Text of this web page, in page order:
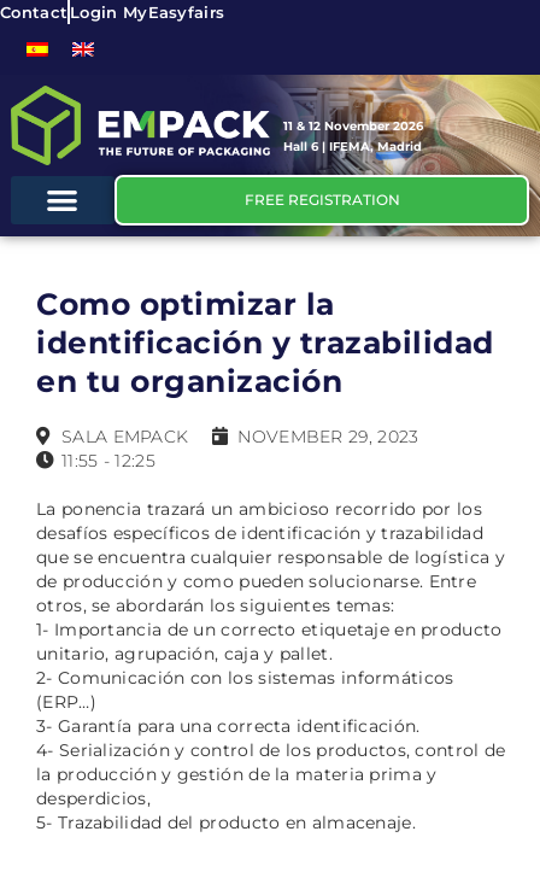
Contact Login MyEasyfairs
11 & 12 November 2026
Hall 6 | IFEMA, Madrid
FREE REGISTRATION
Como optimizar la
identificación y trazabilidad
en tu organización
SALA EMPACK
NOVEMBER 29, 2023
11:55 - 12:25
La ponencia trazará un ambicioso recorrido por los
desafíos específicos de identificación y trazabilidad
que se encuentra cualquier responsable de logística y
de producción y como pueden solucionarse. Entre
otros, se abordarán los siguientes temas:
1- Importancia de un correcto etiquetaje en producto
unitario, agrupación, caja y pallet.
2- Comunicación con los sistemas informáticos
(ERP…)
3- Garantía para una correcta identificación.
4- Serialización y control de los productos, control de
la producción y gestión de la materia prima y
desperdicios,
5- Trazabilidad del producto en almacenaje.